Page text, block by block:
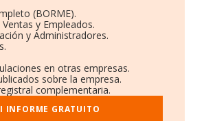
(BORME).
y Empleados.
y Administradores.
en otras empresas.
sobre la empresa.
complementaria.
INFORME GRATUITO